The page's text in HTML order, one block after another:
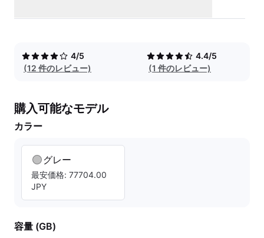
4/5
(12 件のレビュー)
4.4/5
(1 件のレビュー)
購入可能なモデル
カラー
グレー
最安価格: 77704.00
JPY
容量 (GB)